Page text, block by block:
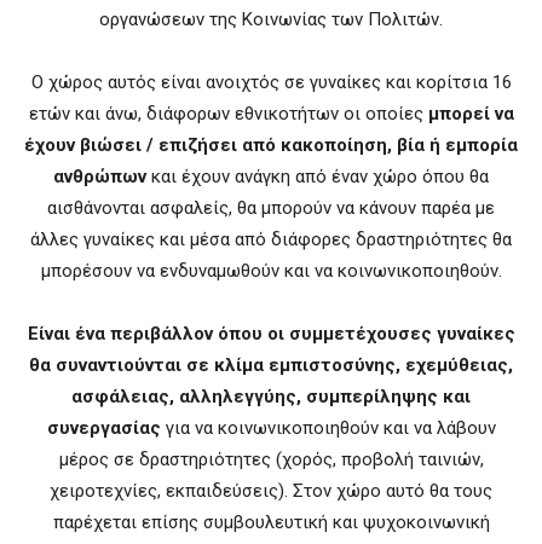
οργανώσεων της Κοινωνίας των Πολιτών.
Ο χώρος αυτός είναι ανοιχτός σε γυναίκες και κορίτσια 16
ετών και άνω, διάφορων εθνικοτήτων οι οποίες μπορεί να
έχουν βιώσει / επιζήσει από κακοποίηση, βία ή εμπορία
ανθρώπωνκαι έχουν ανάγκη από έναν χώρο όπου θα
αισθάνονται ασφαλείς, θα μπορούν να κάνουν παρέα με
άλλες γυναίκες και μέσα από διάφορες δραστηριότητες θα
μπορέσουν να ενδυναμωθούν και να κοινωνικοποιηθούν.
Είναι ένα περιβάλλον όπου οι συμμετέχουσες γυναίκες
θα συναντιούνται σε κλίμα εμπιστοσύνης, εχεμύθειας,
ασφάλειας, αλληλεγγύης, συμπερίληψης και
συνεργασίας για να κοινωνικοποιηθούν και να λάβουν
μέρος σε δραστηριότητες (χορός, προβολή ταινιών,
χειροτεχνίες, εκπαιδεύσεις). Στον χώρο αυτό θα τους
παρέχεται επίσης συμβουλευτική και ψυχοκοινωνική